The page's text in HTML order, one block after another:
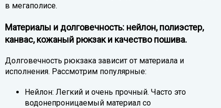
в мегаполисе.
Материалы и долговечность: нейлон, полиэстер,
канвас, кожаный рюкзак и качество пошива.
Долговечность рюкзака зависит от материала и
исполнения. Рассмотрим популярные:
Нейлон: Легкий и очень прочный. Часто это
водонепроницаемый материал со